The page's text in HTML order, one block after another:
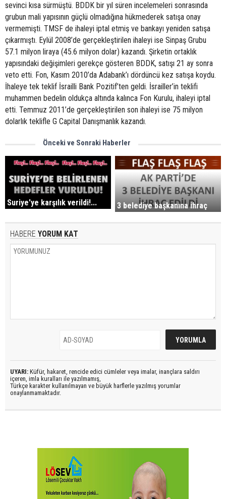
sevinci kısa sürmüştü. BDDK bir yıl süren incelemeleri sonrasında
grubun mali yapısının güçlü olmadığına hükmederek satışa onay
vermemişti. TMSF de ihaleyi iptal etmiş ve bankayı yeniden satışa
çıkarmıştı. Eylül 2008’de gerçekleştirilen ihaleyi ise Sinpaş Grubu
57.1 milyon liraya (45.6 milyon dolar) kazandı. Şirketin ortaklık
yapısındaki değişimleri gerekçe gösteren BDDK, satışı 21 ay sonra
veto etti. Fon, Kasım 2010’da Adabank’ı dördüncü kez satışa koydu.
İhaleye tek teklif İsrailli Bank Pozitif’ten geldi. İsrailler’in teklifi
muhammen bedelin oldukça altında kalınca Fon Kurulu, ihaleyi iptal
etti. Temmuz 2011’de gerçekleştirilen son ihaleyi ise 75 milyon
dolarlık teklifle G Capital Danışmanlık kazandı.
Önceki ve Sonraki Haberler
Suriye'ye karşılık verildi!... 3 belediye başkanına ihraç
HABERE YORUM KAT
UYARI: Küfür, hakaret, rencide edici cümleler veya imalar, inançlara saldırı
içeren, imla kuralları ile yazılmamış,
Türkçe karakter kullanılmayan ve büyük harflerle yazılmış yorumlar
onaylanmamaktadır.